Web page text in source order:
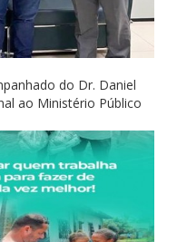
do Dr. Daniel
ao Ministério Público